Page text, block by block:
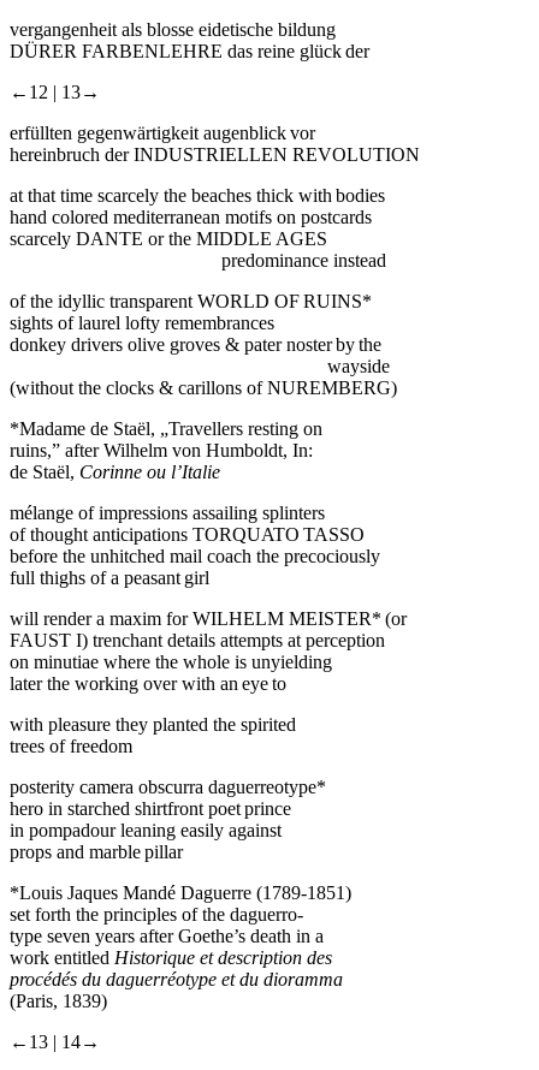
vergangenheit als blosse eidetische bildung
DÜRER FARBENLEHRE das reine glück der
←12 | 13→
erfüllten gegenwärtigkeit augenblick vor
hereinbruch der INDUSTRIELLEN REVOLUTION
at that time scarcely the beaches thick with bodies
hand colored mediterranean motifs on postcards
scarcely DANTE or the MIDDLE AGES
predominance instead
of the idyllic transparent WORLD OF RUINS*
sights of laurel lofty remembrances
donkey drivers olive groves & pater noster by the
wayside
(without the clocks & carillons of NUREMBERG)
*Madame de Staël, „Travellers resting on
ruins,” after Wilhelm von Humboldt, In:
de Staël, Corinne ou l’Italie
mélange of impressions assailing splinters
of thought anticipations TORQUATO TASSO
before the unhitched mail coach the precociously
full thighs of a peasant girl
will render a maxim for WILHELM MEISTER* (or
FAUST I) trenchant details attempts at perception
on minutiae where the whole is unyielding
later the working over with an eye to
with pleasure they planted the spirited
trees of freedom
posterity camera obscurra daguerreotype*
hero in starched shirtfront poet prince
in pompadour leaning easily against
props and marble pillar
*Louis Jaques Mandé Daguerre (1789-1851)
set forth the principles of the daguerro-
type seven years after Goethe’s death in a
work entitled Historique et description des
procédés du daguerréotype et du dioramma
(Paris, 1839)
←13 | 14→